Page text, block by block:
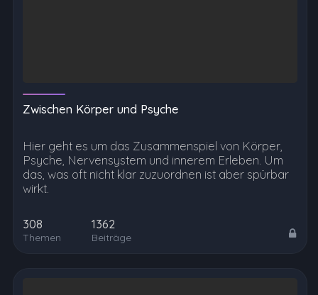
Zwischen Körper und Psyche
Hier geht es um das Zusammenspiel von Körper,
Psyche, Nervensystem und innerem Erleben. Um
das, was oft nicht klar zuzuordnen ist aber spürbar
wirkt.
308
Themen
1362
Beiträge